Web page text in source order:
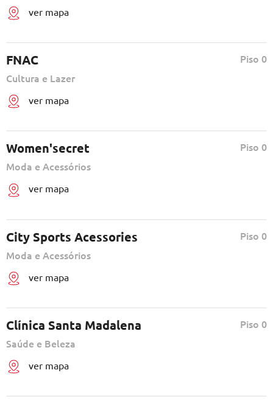
ver mapa
FNAC
Piso 0
Cultura e Lazer
ver mapa
Women'secret
Piso 0
Moda e Acessórios
ver mapa
City Sports Acessories
Piso 0
Moda e Acessórios
ver mapa
Clínica Santa Madalena
Piso 0
Saúde e Beleza
ver mapa